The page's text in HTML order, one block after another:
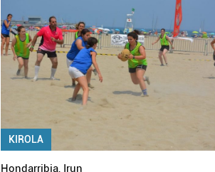
KIROLA
Hondarribia, Irun